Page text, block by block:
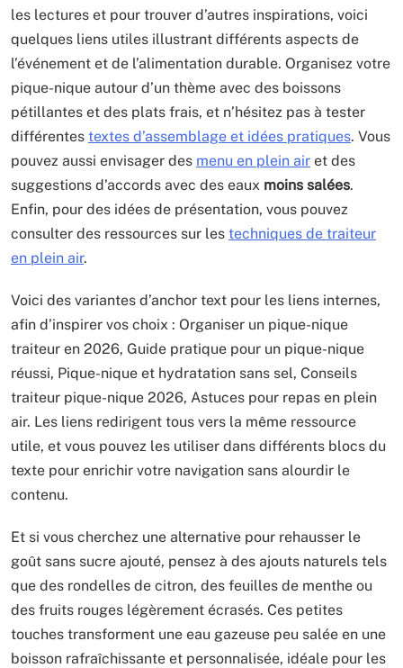
les lectures et pour trouver d’autres inspirations, voici
quelques liens utiles illustrant différents aspects de
l’événement et de l’alimentation durable. Organisez votre
pique-nique autour d’un thème avec des boissons
pétillantes et des plats frais, et n’hésitez pas à tester
différentes textes d’assemblage et idées pratiques. Vous
pouvez aussi envisager des menu en plein air et des
suggestions d’accords avec des eaux moins salées.
Enfin, pour des idées de présentation, vous pouvez
consulter des ressources sur les techniques de traiteur
en plein air.
Voici des variantes d’anchor text pour les liens internes,
afin d’inspirer vos choix : Organiser un pique-nique
traiteur en 2026, Guide pratique pour un pique-nique
réussi, Pique-nique et hydratation sans sel, Conseils
traiteur pique-nique 2026, Astuces pour repas en plein
air. Les liens redirigent tous vers la même ressource
utile, et vous pouvez les utiliser dans différents blocs du
texte pour enrichir votre navigation sans alourdir le
contenu.
Et si vous cherchez une alternative pour rehausser le
goût sans sucre ajouté, pensez à des ajouts naturels tels
que des rondelles de citron, des feuilles de menthe ou
des fruits rouges légèrement écrasés. Ces petites
touches transforment une eau gazeuse peu salée en une
boisson rafraîchissante et personnalisée, idéale pour les